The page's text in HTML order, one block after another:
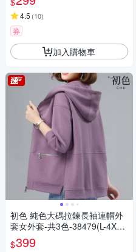
4.5 (10)
券
加入購物車
初色 純色大碼拉鍊長袖連帽外
套女外套-共3色-38479(L-4XL
可選)
$399